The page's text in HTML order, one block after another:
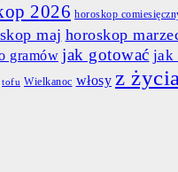
2026 horoskop
maj horoskop
gramów jak gotować jak
tofu Wielkanoc włosy z